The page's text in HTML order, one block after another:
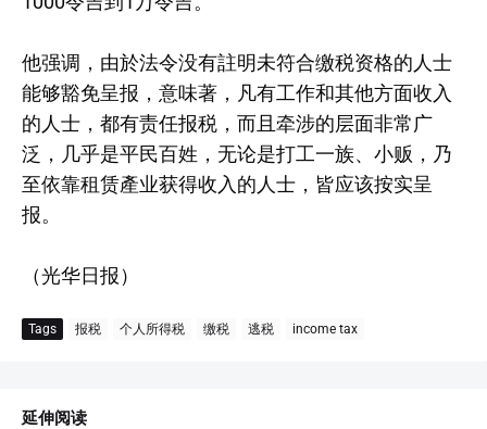
他强调，由於法令没有註明未符合缴税资格的人士
能够豁免呈报，意味著，凡有工作和其他方面收入
的人士，都有责任报税，而且牵涉的层面非常广
泛，几乎是平民百姓，无论是打工一族、小贩，乃
至依靠租赁產业获得收入的人士，皆应该按实呈
报。
（光华日报）
Tags 报税 个人所得税 缴税 逃税 income tax
延伸阅读